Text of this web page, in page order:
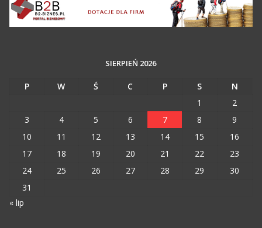
SIERPIEŃ 2026
P W Ś C P S
N
1
2
3
4 5 6 7 8
9
10
11 12 13 14 15
16
17
18 19 20 21 22
23
24
25 26 27 28 29
30
31
« lip